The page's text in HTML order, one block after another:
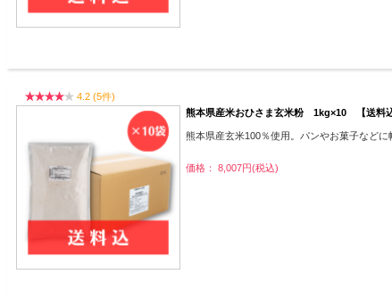
4.2 (5件)
熊本県産米おひさま玄米粉 1kg×10 【送料込
熊本県産玄米100％使用。パンやお菓子などに
価格： 8,007円(税込)